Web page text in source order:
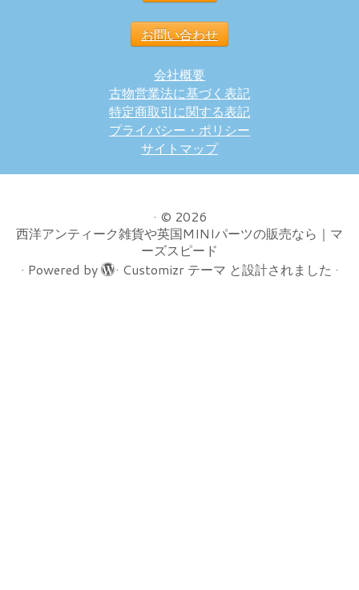
お問い合わせ
会社概要
古物営業法に基づく表記
特定商取引に関する表記
プライバシー・ポリシー
サイトマップ
· © 2026
西洋アンティーク雑貨や英国MINIパーツの販売なら｜マ
ーズスピード
· Powered by · Customizr テーマ と設計されました ·